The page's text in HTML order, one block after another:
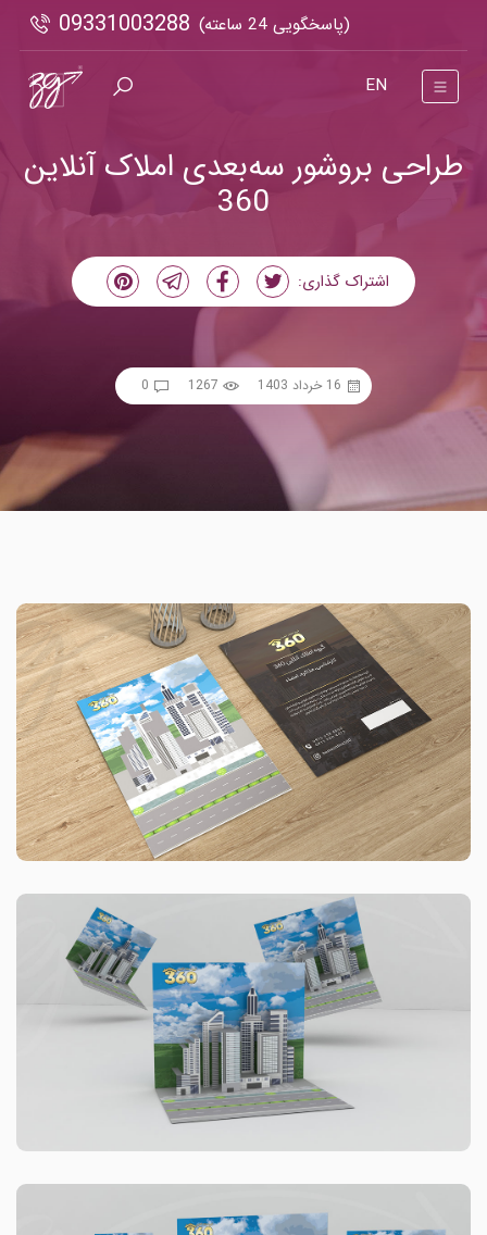
(پاسخگویی 24 ساعته) 09331003288
EN
طراحی بروشور سه‌بعدی املاک آنلاین
360
اشتراک گذاری:
16 خرداد 1403 1267
0